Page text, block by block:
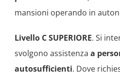
mansioni operando in
Livello C SUPERIORE. Si
svolgono assistenza a
autosufficienti. Dove